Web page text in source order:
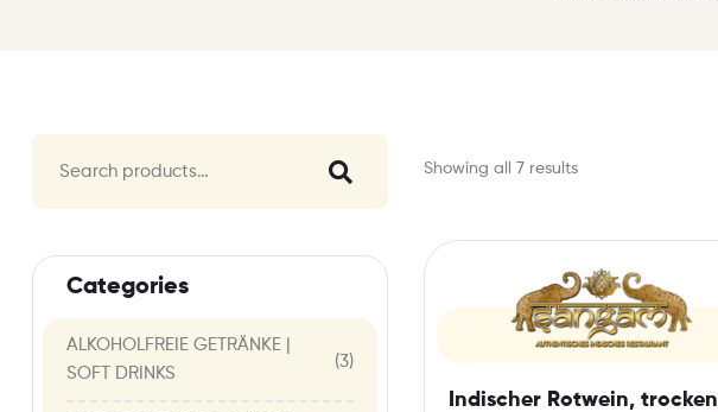
Showing all 7 results
Indischer Rotwein, trocken
Categories
ALKOHOLFREIE GETRÄNKE |
SOFT DRINKS
(3)